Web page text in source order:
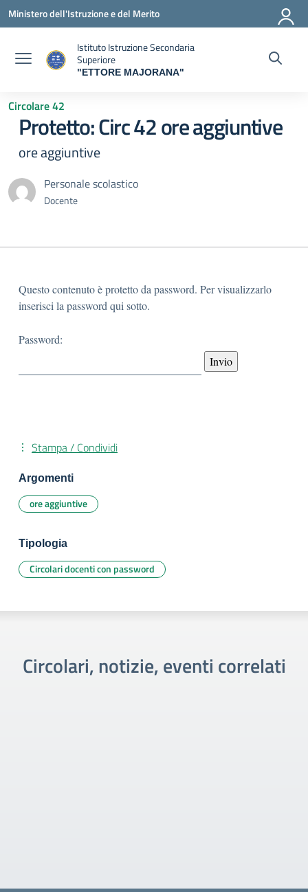
Vai ai contenuti
Vai al menu di navigazione
Vai al footer
Ministero dell'Istruzione e del Merito
Istituto Istruzione Secondaria
Superiore
"ETTORE MAJORANA"
Circolare 42
Protetto: Circ 42 ore aggiuntive
ore aggiuntive
Personale scolastico
Docente
Questo contenuto è protetto da password. Per visualizzarlo
inserisci la password qui sotto.
Password:
Stampa / Condividi
Argomenti
ore aggiuntive
Tipologia
Circolari docenti con password
Circolari, notizie, eventi correlati